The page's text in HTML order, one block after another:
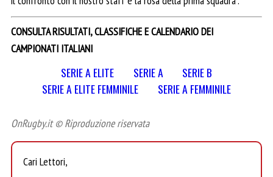
CONSULTA RISULTATI, CLASSIFICHE E CALENDARIO DEI
CAMPIONATI ITALIANI
SERIE A ELITE SERIE A
SERIE B
SERIE A ELITE FEMMINILE
SERIE A FEMMINILE
OnRugby.it © Riproduzione riservata
Cari Lettori,